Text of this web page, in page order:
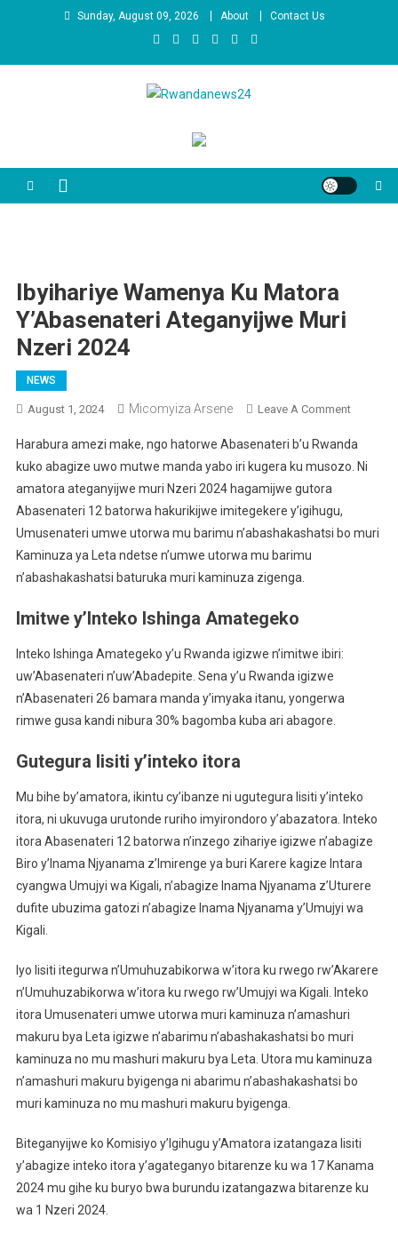
Skip to contentSunday, August 09, 2026 About Contact Us
Rwandanews24
Ibyihariye Wamenya Ku Matora
Y’Abasenateri Ateganyijwe Muri
Nzeri 2024
NEWS
August 1, 2024 Micomyiza Arsene Leave A CommentOn
Matora
2024
Harabura amezi make, ngo hatorwe Abasenateri b’u Rwanda
kuko abagize uwo mutwe manda yabo iri kugera ku musozo. Ni
amatora ateganyijwe muri Nzeri 2024 hagamijwe gutora
Abasenateri 12 batorwa hakurikijwe imitegekere y’igihugu,
Umusenateri umwe utorwa mu barimu n’abashakashatsi bo muri
Kaminuza ya Leta ndetse n’umwe utorwa mu barimu
n’abashakashatsi baturuka muri kaminuza zigenga.
Imitwe y’Inteko Ishinga Amategeko
Inteko Ishinga Amategeko y’u Rwanda igizwe n’imitwe ibiri:
uw’Abasenateri n’uw’Abadepite. Sena y’u Rwanda igizwe
n’Abasenateri 26 bamara manda y’imyaka itanu, yongerwa
rimwe gusa kandi nibura 30% bagomba kuba ari abagore.
Gutegura lisiti y’inteko itora
Mu bihe by’amatora, ikintu cy’ibanze ni ugutegura lisiti y’inteko
itora, ni ukuvuga urutonde ruriho imyirondoro y’abazatora. Inteko
itora Abasenateri 12 batorwa n’inzego zihariye igizwe n’abagize
Biro y’Inama Njyanama z’Imirenge ya buri Karere kagize Intara
cyangwa Umujyi wa Kigali, n’abagize Inama Njyanama z’Uturere
dufite ubuzima gatozi n’abagize Inama Njyanama y’Umujyi wa
Kigali.
Iyo lisiti itegurwa n’Umuhuzabikorwa w’itora ku rwego rw’Akarere
n’Umuhuzabikorwa w’itora ku rwego rw’Umujyi wa Kigali. Inteko
itora Umusenateri umwe utorwa muri kaminuza n’amashuri
makuru bya Leta igizwe n’abarimu n’abashakashatsi bo muri
kaminuza no mu mashuri makuru bya Leta. Utora mu kaminuza
n’amashuri makuru byigenga ni abarimu n’abashakashatsi bo
muri kaminuza no mu mashuri makuru byigenga.
Biteganyijwe ko Komisiyo y’Igihugu y’Amatora izatangaza lisiti
y’abagize inteko itora y’agateganyo bitarenze ku wa 17 Kanama
2024 mu gihe ku buryo bwa burundu izatangazwa bitarenze ku
wa 1 Nzeri 2024.